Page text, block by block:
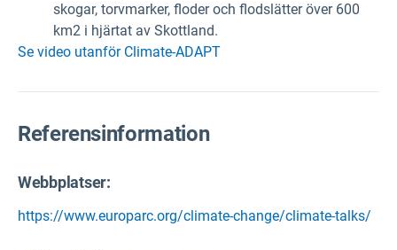
skogar, torvmarker, floder och flodslätter över 600
km2 i hjärtat av Skottland.
Se video utanför Climate-ADAPT
Referensinformation
Webbplatser:
https://www.europarc.org/climate-change/climate-talks/